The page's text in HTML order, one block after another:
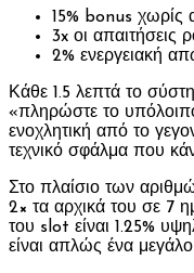
15% bonus
3x οι απαιτήσεις
2% ενεργειακή
Κάθε 1.5 λεπτά το
«πληρώστε το
ενοχλητική από το
τεχνικό σφάλμα που
Στο πλαίσιο των
2× τα αρχικά του σε 7
του slot είναι 1.25%
είναι απλώς ένα